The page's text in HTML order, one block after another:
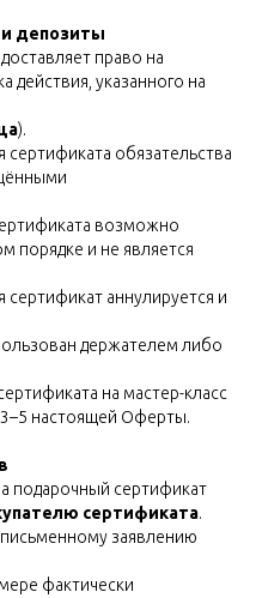
депозиты
право на
действия, указанного на
).
сертификата обязательства
возможно
порядке и не является
сертификат аннулируется и
держателем либо
на мастер-класс
настоящей Оферты.
подарочный сертификат
сертификата.
заявлению
фактически